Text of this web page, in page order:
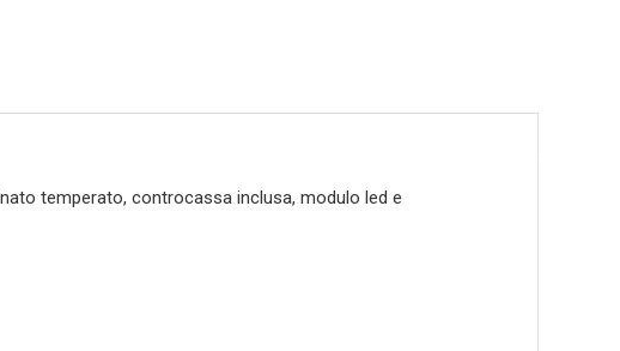
temperato, controcassa inclusa, modulo led e